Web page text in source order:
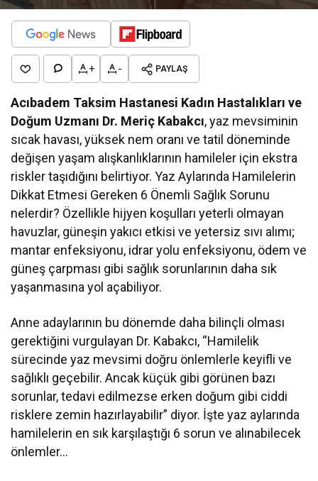
+ - PAYLAŞ
Acıbadem Taksim Hastanesi Kadın Hastalıkları ve
Doğum Uzmanı Dr. Meriç Kabakcı, yaz mevsiminin
sıcak havası, yüksek nem oranı ve tatil döneminde
değişen yaşam alışkanlıklarının hamileler için ekstra
riskler taşıdığını belirtiyor. Yaz Aylarında Hamilelerin
Dikkat Etmesi Gereken 6 Önemli Sağlık Sorunu
nelerdir? Özellikle hijyen koşulları yeterli olmayan
havuzlar, güneşin yakıcı etkisi ve yetersiz sıvı alımı;
mantar enfeksiyonu, idrar yolu enfeksiyonu, ödem ve
güneş çarpması gibi sağlık sorunlarının daha sık
yaşanmasına yol açabiliyor.
Anne adaylarının bu dönemde daha bilinçli olması
gerektiğini vurgulayan Dr. Kabakcı, “Hamilelik
sürecinde yaz mevsimi doğru önlemlerle keyifli ve
sağlıklı geçebilir. Ancak küçük gibi görünen bazı
sorunlar, tedavi edilmezse erken doğum gibi ciddi
risklere zemin hazırlayabilir” diyor. İşte yaz aylarında
hamilelerin en sık karşılaştığı 6 sorun ve alınabilecek
önlemler…